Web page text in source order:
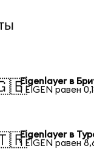
Eigenlayer в
1 EIGEN равен
Eigenlayer в
1 EIGEN равен